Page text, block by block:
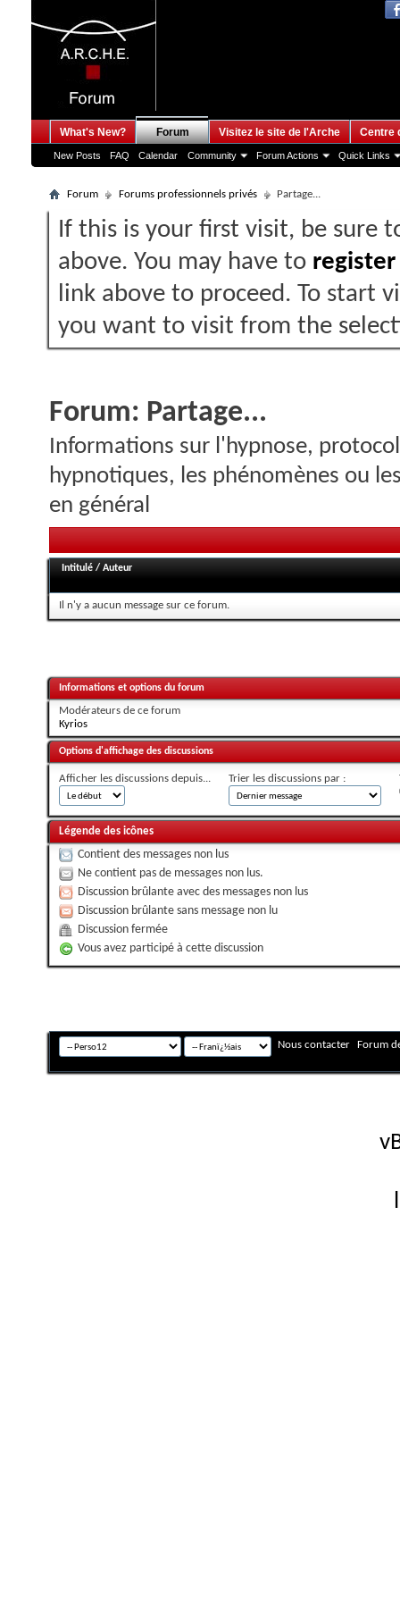
What's New? Forum
New Posts FAQ Calendar Community Forum Actions Quick Links
Visitez le site de l'Arche Centre
Forum Forums professionnels privés Partage...
If this is your first visit, be sure
above. You may have to register
link above to proceed. To start
you want to visit from the
Forum: Partage...
Informations sur l'hypnose,
hypnotiques, les phénomènes ou
en général
Intitulé / Auteur
Il n'y a aucun message sur ce forum.
Informations et options du forum
Modérateurs de ce forum
Kyrios
Options d'affichage des discussions
Afficher les discussions depuis... Trier les discussions par :
Légende des icônes
Contient des messages non lus
Ne contient pas de messages non lus.
Discussion brûlante avec des messages non lus
Discussion brûlante sans message non lu
Discussion fermée
Vous avez participé à cette discussion
Nous contacter Forum